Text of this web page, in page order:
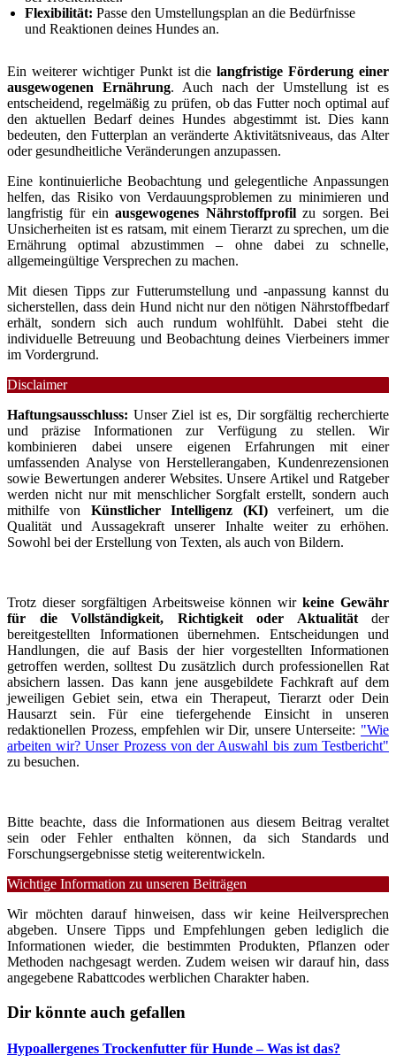
Flexibilität: Passe den Umstellungsplan an die Bedürfnisse
und Reaktionen deines Hundes an.
Ein weiterer wichtiger Punkt ist dielangfristige Förderung einer
ausgewogenen Ernährung. Auch nach der Umstellung ist es
entscheidend, regelmäßig zu prüfen, ob das Futter noch optimal auf
den aktuellen Bedarf deines Hundes abgestimmt ist. Dies kann
bedeuten, den Futterplan an veränderte Aktivitätsniveaus, das Alter
oder gesundheitliche Veränderungen anzupassen.
Eine kontinuierliche Beobachtung und gelegentliche Anpassungen
helfen, das Risiko von Verdauungsproblemen zu minimieren und
langfristig für einausgewogenes Nährstoffprofilzu sorgen. Bei
Unsicherheiten ist es ratsam, mit einem Tierarzt zu sprechen, um die
Ernährung optimal abzustimmen – ohne dabei zu schnelle,
allgemeingültige Versprechen zu machen.
Mit diesen Tipps zur Futterumstellung und -anpassung kannst du
sicherstellen, dass dein Hund nicht nur den nötigen Nährstoffbedarf
erhält, sondern sich auch rundum wohlfühlt. Dabei steht die
individuelle Betreuung und Beobachtung deines Vierbeiners immer
im Vordergrund.
Disclaimer
Haftungsausschluss: Unser Ziel ist es, Dir sorgfältig recherchierte
und präzise Informationen zur Verfügung zu stellen. Wir
kombinieren dabei unsere eigenen Erfahrungen mit einer
umfassenden Analyse von Herstellerangaben, Kundenrezensionen
sowie Bewertungen anderer Websites. Unsere Artikel und Ratgeber
werden nicht nur mit menschlicher Sorgfalt erstellt, sondern auch
mithilfe von Künstlicher Intelligenz (KI)verfeinert, um die
Qualität und Aussagekraft unserer Inhalte weiter zu erhöhen.
Sowohl bei der Erstellung von Texten, als auch von Bildern.
Trotz dieser sorgfältigen Arbeitsweise können wirkeine Gewähr
für die Vollständigkeit, Richtigkeit oder Aktualitätder
bereitgestellten Informationen übernehmen. Entscheidungen und
Handlungen, die auf Basis der hier vorgestellten Informationen
getroffen werden, solltest Du zusätzlich durch professionellen Rat
absichern lassen. Das kann jene ausgebildete Fachkraft auf dem
jeweiligen Gebiet sein, etwa ein Therapeut, Tierarzt oder Dein
Hausarzt sein. Für eine tiefergehende Einsicht in unseren
redaktionellen Prozess, empfehlen wir Dir, unsere Unterseite: "Wie
arbeiten wir? Unser Prozess von der Auswahl bis zum Testbericht"
zu besuchen.
Bitte beachte, dass die Informationen aus diesem Beitrag veraltet
sein oder Fehler enthalten können, da sich Standards und
Forschungsergebnisse stetig weiterentwickeln.
Wichtige Information zu unseren Beiträgen
Wir möchten darauf hinweisen, dass wir keine Heilversprechen
abgeben. Unsere Tipps und Empfehlungen geben lediglich die
Informationen wieder, die bestimmten Produkten, Pflanzen oder
Methoden nachgesagt werden. Zudem weisen wir darauf hin, dass
angegebene Rabattcodes werblichen Charakter haben.
Dir könnte auch gefallen
Hypoallergenes Trockenfutter für Hunde – Was ist das?